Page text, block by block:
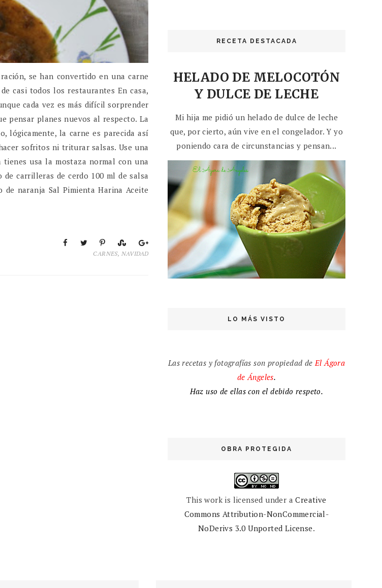
se han convertido en una carne
casi todos los restaurantes En casa,
cada vez es más difícil sorprender
pensar planes nuevos al respecto. La
lógicamente, la carne es parecida así
sofritos ni triturar salsas. Use una
usa la mostaza normal con una
carrilleras de cerdo 100 ml de salsa
naranja Sal Pimienta Harina Aceite
CARNES, NAVIDAD
RECETA DESTACADA
HELADO DE MELOCOTÓN
Y DULCE DE LECHE
Mi hija me pidió un helado de dulce de leche
que, por cierto, aún vive en el congelador. Y yo
poniendo cara de circunstancias y pensan...
LO MÁS VISTO
Las recetas y fotografías son propiedad deElÁgora
de Ángeles.
Haz uso de ellas con el debido respeto.
OBRA PROTEGIDA
This work is licensed under aCreative
Commons Attribution-NonCommercial-
NoDerivs 3.0 Unported License.